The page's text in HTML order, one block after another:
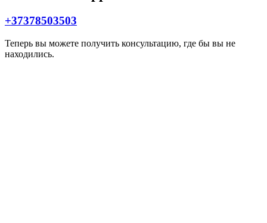
+37378503503
Теперь вы можете получить консультацию, где бы вы не
находились.